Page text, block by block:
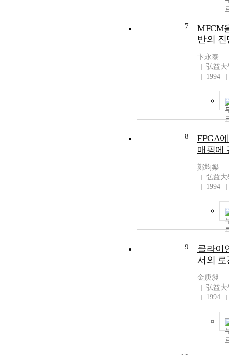
7
MFCM
반의
卞永泰
弘益
1994
8
FPGA
매핑에
鄭均樂
弘益
1994
9
클라이
서의 로
金庚昶
弘益
1994